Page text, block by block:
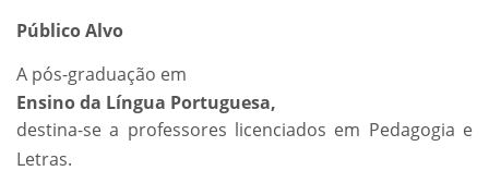
Público Alvo
A pós-graduação em
Ensino da Língua Portuguesa,
destina-se a professores licenciados em Pedagogia e
Letras.